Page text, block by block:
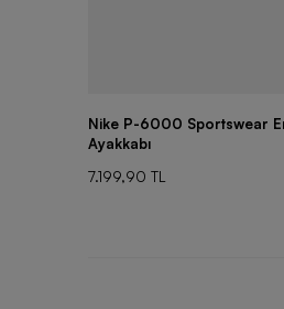
Nike P-6000 Sportswear
Ayakkabı
7.199,90 TL